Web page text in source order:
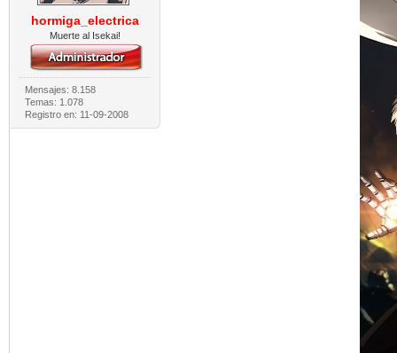
hormiga_electrica
Muerte al Isekai!
Mensajes: 8.158
Temas: 1.078
Registro en: 11-09-2008